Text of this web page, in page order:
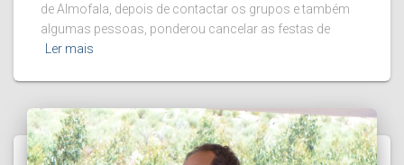
de Almofala, depois de contactar os grupos e também
algumas pessoas, ponderou cancelar as festas de
Ler mais